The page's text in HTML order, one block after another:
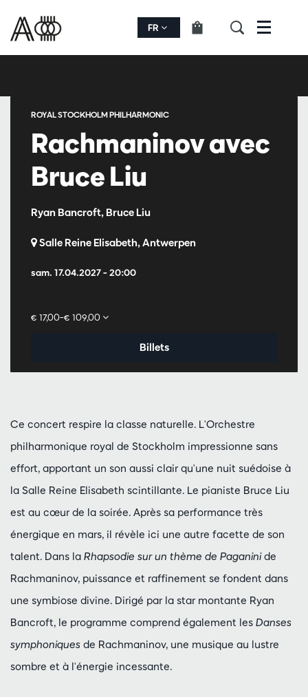
FR Menu
Rachmaninov avec
Bruce Liu
Ryan Bancroft, Bruce Liu
ROYAL STOCKHOLM PHILHARMONIC
sam. 17.04.2027– 20:00
Salle Reine Elisabeth, Antwerpen
€ 17,00–€ 109,00
Billets
Ce concert respire la classe naturelle. L'Orchestre
philharmonique royal de Stockholm impressionne sans
effort, apportant un son aussi clair qu'une nuit suédoise à
la Salle Reine Elisabeth scintillante. Le pianiste Bruce Liu
est au cœur de la soirée. Après sa performance très
énergique en mars, il révèle ici une autre facette de son
talent. Dans la Rhapsodie sur un thème de Paganinide
Rachmaninov, puissance et raffinement se fondent dans
une symbiose divine. Dirigé par la star montante Ryan
Bancroft, le programme comprend également les Danses
symphoniques de Rachmaninov, une musique au lustre
sombre et à l'énergie incessante.